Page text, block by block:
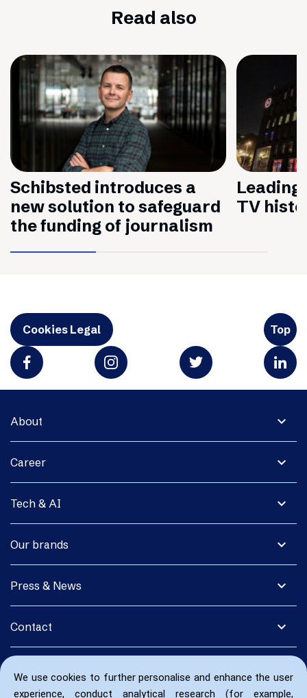
We use cookies to further personalise and enhance the user
experience, conduct analytical research (for example,
Read also
Schibsted introduces a
new solution to safeguard
the funding of journalism
Leading
TV
Cookies Legal Top
expand_more
About
expand_more
Career
expand_more
Tech & AI
expand_more
Our brands
expand_more
Press & News
expand_more
Contact